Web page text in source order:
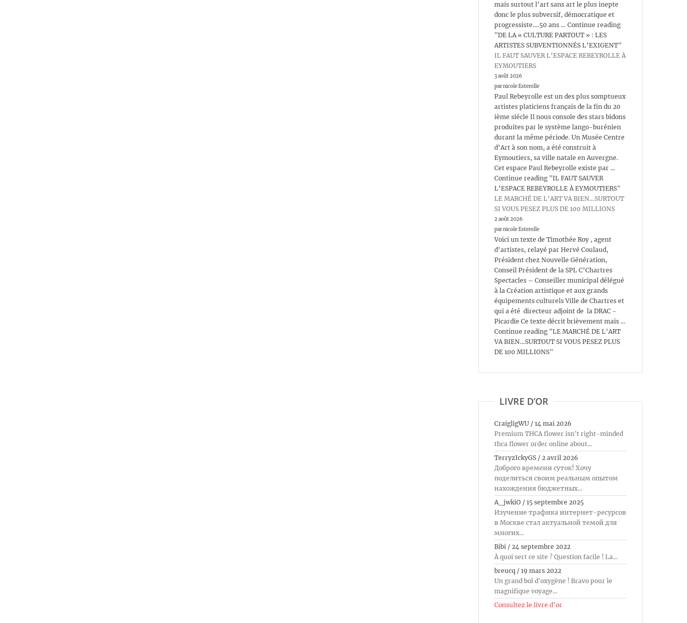
mais surtout l’art sans art le plus inepte
donc le plus subversif, démocratique et
progressiste….50 ans … Continue reading
"DE LA « CULTURE PARTOUT » : LES
ARTISTES SUBVENTIONNÉS L’EXIGENT"
IL FAUT SAUVER L’ESPACE REBEYROLLE À
EYMOUTIERS
3 août 2026
par nicole Esterolle
Paul Rebeyrolle est un des plus somptueux
artistes platiciens français de la fin du 20
ième siécle Il nous console des stars bidons
produites par le système lango-burénien
durant la même période. Un Musée Centre
d’Art à son nom, a été construit à
Eymoutiers, sa ville natale en Auvergne.
Cet espace Paul Rebeyrolle existe par …
Continue reading "IL FAUT SAUVER
L’ESPACE REBEYROLLE À EYMOUTIERS"
LE MARCHÉ DE L’ART VA BIEN…SURTOUT
SI VOUS PESEZ PLUS DE 100 MILLIONS
2 août 2026
par nicole Esterolle
Voici un texte de Timothée Roy , agent
d’artistes, relayé par Hervé Coulaud,
Président chez Nouvelle Génération,
Conseil Président de la SPL C’Chartres
Spectacles – Conseiller municipal délégué
à la Création artistique et aux grands
équipements culturels Ville de Chartres et
qui a été directeur adjoint de la DRAC -
Picardie Ce texte décrit brièvement mais …
Continue reading "LE MARCHÉ DE L’ART
VA BIEN…SURTOUT SI VOUS PESEZ PLUS
DE 100 MILLIONS"
LIVRE D’OR
CraigligWU / 14 mai 2026
Premium THCA flower isn't right-minded
thca flower order online about...
TerryzIckyGS / 2 avril 2026
Доброго времени суток! Хочу
поделиться своим реальным опытом
нахождения бюджетных...
A_jwkiO / 15 septembre 2025
Изучение трафика интернет-ресурсов
в Москве стал актуальной темой для
многих...
Bibi / 24 septembre 2022
À quoi sert ce site ? Question facile ! La...
breucq / 19 mars 2022
Un grand bol d'oxygène ! Bravo pour le
magnifique voyage...
Consultez le livre d’or